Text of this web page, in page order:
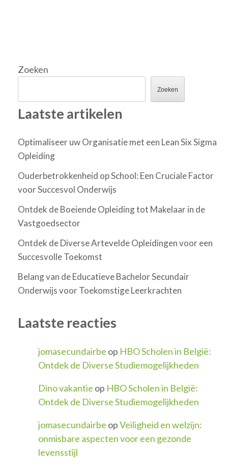
Zoeken
Zoeken
Laatste artikelen
Optimaliseer uw Organisatie met een Lean Six Sigma
Opleiding
Ouderbetrokkenheid op School: Een Cruciale Factor
voor Succesvol Onderwijs
Ontdek de Boeiende Opleiding tot Makelaar in de
Vastgoedsector
Ontdek de Diverse Artevelde Opleidingen voor een
Succesvolle Toekomst
Belang van de Educatieve Bachelor Secundair
Onderwijs voor Toekomstige Leerkrachten
Laatste reacties
jomasecundairbe op HBO Scholen in België:
Ontdek de Diverse Studiemogelijkheden
Dino vakantie op HBO Scholen in België:
Ontdek de Diverse Studiemogelijkheden
jomasecundairbe opVeiligheid en welzijn:
onmisbare aspecten voor een gezonde
levensstijl